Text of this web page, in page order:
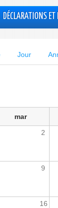
DÉCLARATIONS ET
Jour
mar
2
9
16